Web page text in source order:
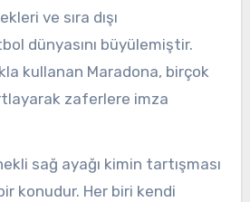
ve sıra dışı
dünyasını büyülemiştir.
kullanan Maradona, birçok
zaferlere imza
sağ ayağı kimin tartışması
konudur. Her biri kendi